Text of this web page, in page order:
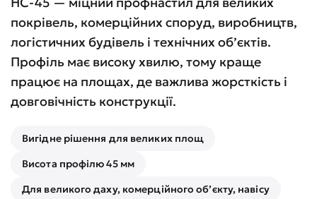
покрівель, комерційних споруд, виробництв,
логістичних будівель і технічних об’єктів.
Профіль має високу хвилю, тому краще
працює на площах, де важлива жорсткість і
довговічність конструкції.
Вигідне рішення для великих площ
Висота профілю 45 мм
Для великого даху, комерційного об’єкту, навісу